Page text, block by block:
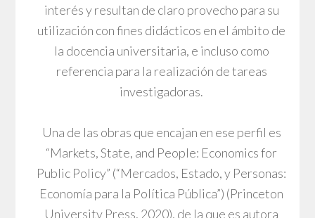
interés y resultan de claro provecho para su
utilización con fines didácticos en el ámbito de
la docencia universitaria, e incluso como
referencia para la realización de tareas
investigadoras.
Una de las obras que encajan en ese perfil es
“Markets, State, and People: Economics for
Public Policy” (“Mercados, Estado, y Personas:
Economía para la Política Pública”) (Princeton
University Press, 2020), de la que es autora